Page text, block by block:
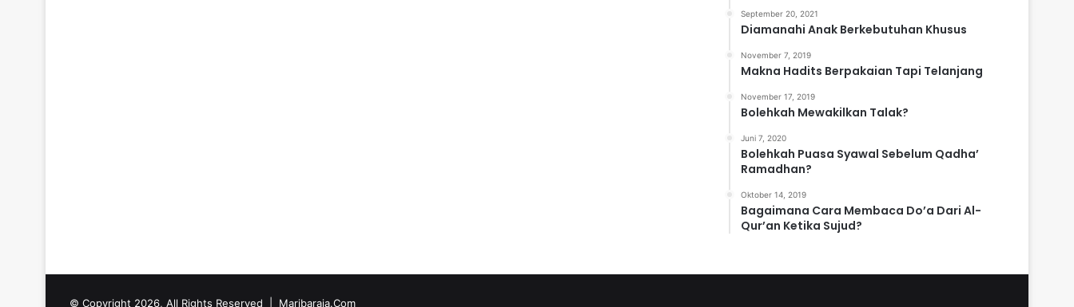
September 20, 2021
Diamanahi Anak Berkebutuhan Khusus
November 7, 2019
Makna Hadits Berpakaian Tapi Telanjang
November 17, 2019
Bolehkah Mewakilkan Talak?
Juni 7, 2020
Bolehkah Puasa Syawal Sebelum Qadha’
Ramadhan?
Oktober 14, 2019
Bagaimana Cara Membaca Do’a Dari Al-
Qur’an Ketika Sujud?
© Copyright 2026, All Rights Reserved | Maribaraja.Com